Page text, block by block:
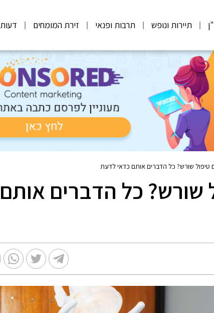
תיירות ונופש תרבות ופנאי זירת המומחים דעות
טיפול שורש? כל הדברים אותם כדאי לדעת
שורש? כל הדברים אותם